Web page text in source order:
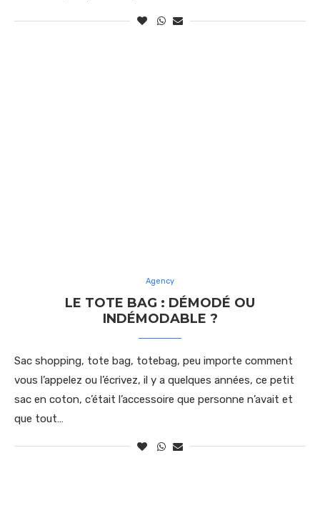
Agency
LE TOTE BAG : DÉMODÉ OU
INDÉMODABLE ?
Sac shopping, tote bag, totebag, peu importe comment
vous l’appelez ou l’écrivez, il y a quelques années, ce petit
sac en coton, c’était l’accessoire que personne n’avait et
que tout…